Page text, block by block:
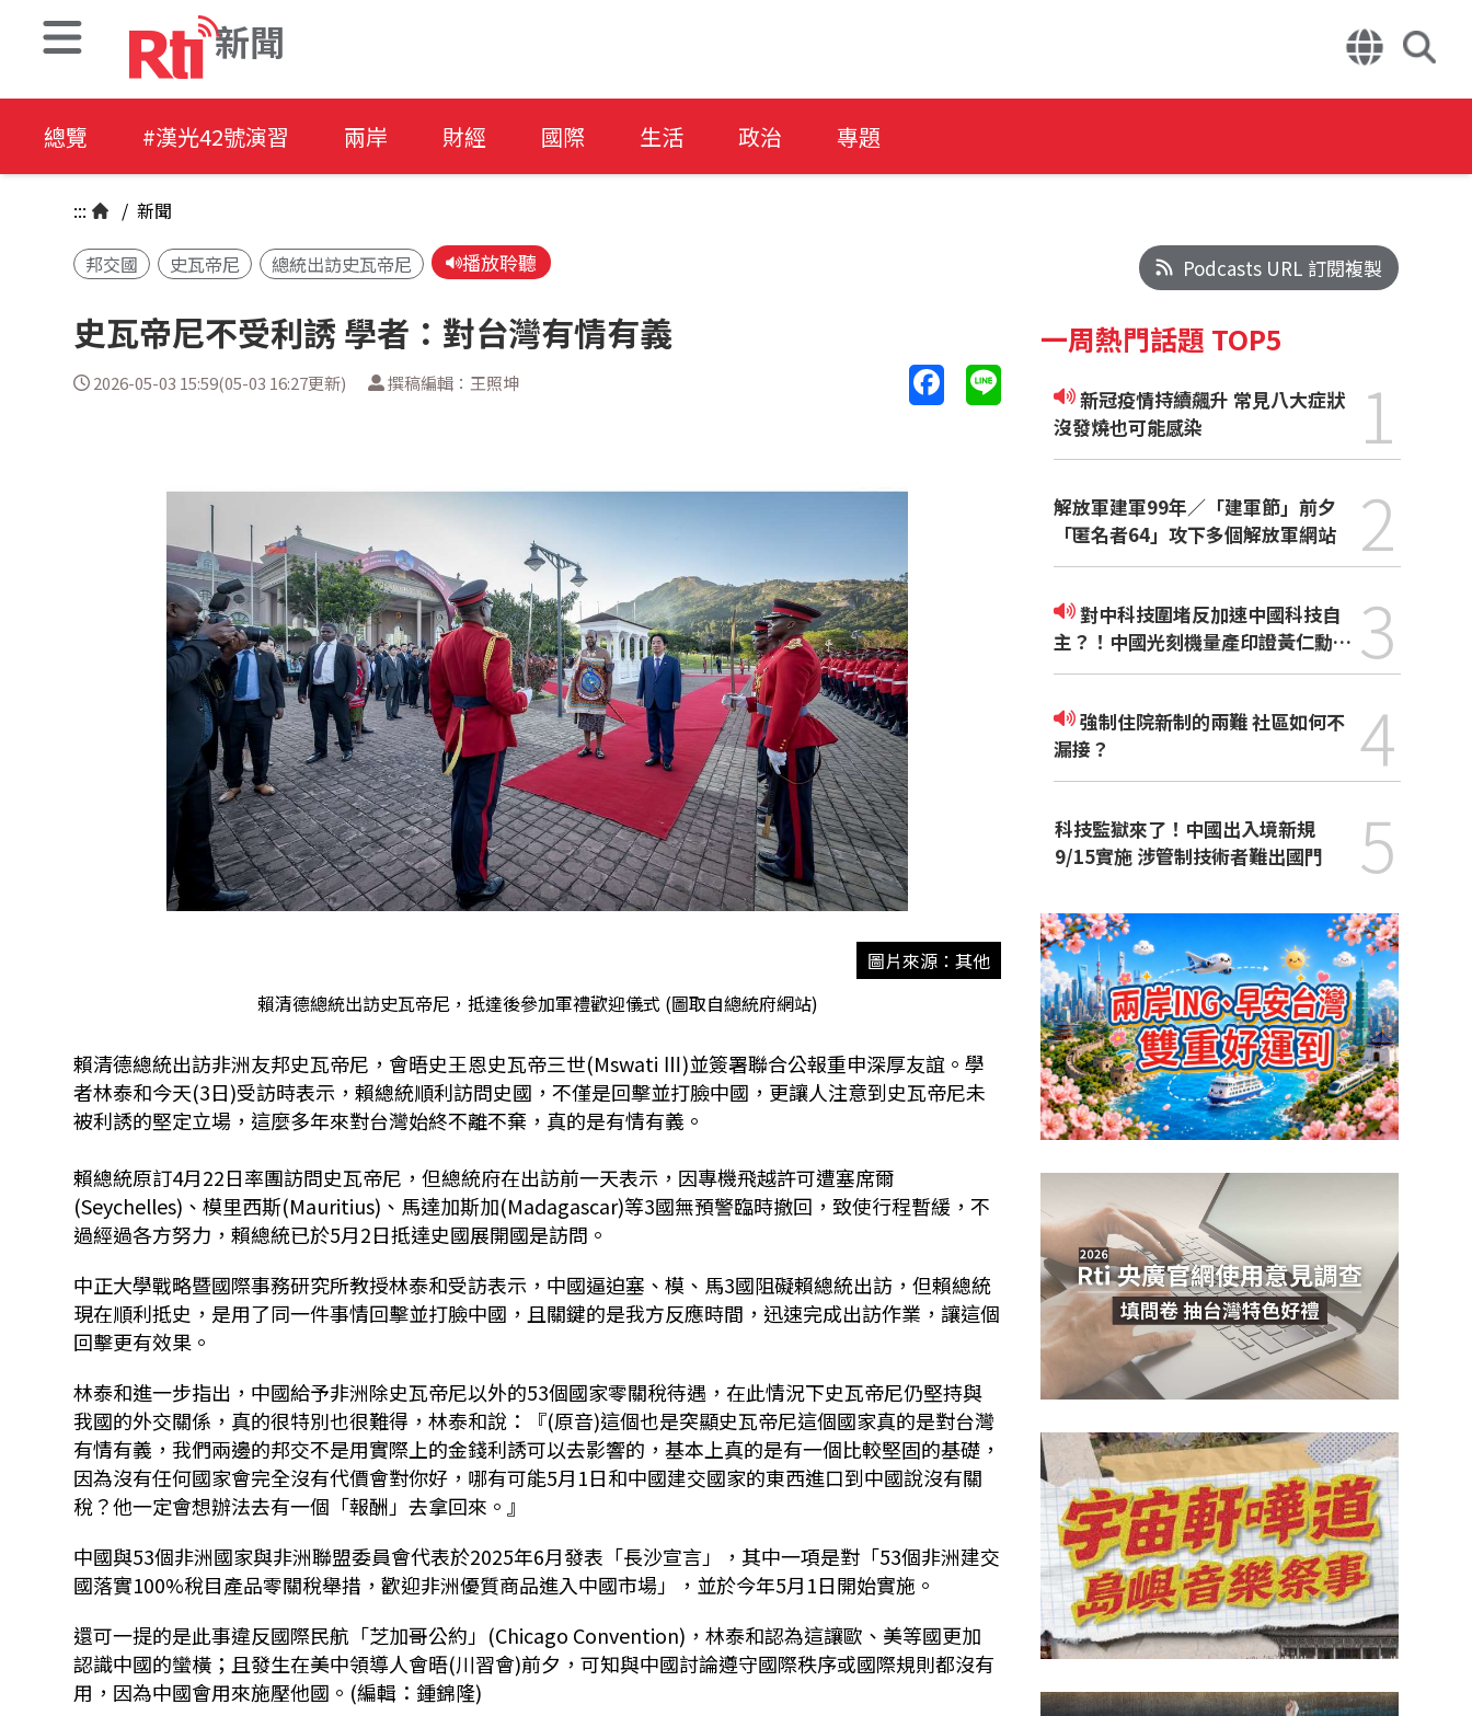
新聞
總覽 #漢光42號演習 兩岸 財經 國際 生活 政治 專題
::: / 新聞
邦交國 史瓦帝尼 總統出訪史瓦帝尼 播放聆聽
史瓦帝尼不受利誘 學者：對台灣有情有義
2026-05-03 15:59(05-03 16:27更新) 撰稿編輯：王照坤
圖片來源：其他
賴清德總統出訪史瓦帝尼，抵達後參加軍禮歡迎儀式 (圖取自總統府網站)
賴清德總統出訪非洲友邦史瓦帝尼，會晤史王恩史瓦帝三世(Mswati Ⅲ)並簽署聯合公報重申深厚友誼。學
者林泰和今天(3日)受訪時表示，賴總統順利訪問史國，不僅是回擊並打臉中國，更讓人注意到史瓦帝尼未
被利誘的堅定立場，這麼多年來對台灣始終不離不棄，真的是有情有義。
賴總統原訂4月22日率團訪問史瓦帝尼，但總統府在出訪前一天表示，因專機飛越許可遭塞席爾
(Seychelles)、模里西斯(Mauritius)、馬達加斯加(Madagascar)等3國無預警臨時撤回，致使行程暫緩，不
過經過各方努力，賴總統已於5月2日抵達史國展開國是訪問。
中正大學戰略暨國際事務研究所教授林泰和受訪表示，中國逼迫塞、模、馬3國阻礙賴總統出訪，但賴總統
現在順利抵史，是用了同一件事情回擊並打臉中國，且關鍵的是我方反應時間，迅速完成出訪作業，讓這個
回擊更有效果。
林泰和進一步指出，中國給予非洲除史瓦帝尼以外的53個國家零關稅待遇，在此情況下史瓦帝尼仍堅持與
我國的外交關係，真的很特別也很難得，林泰和說：『(原音)這個也是突顯史瓦帝尼這個國家真的是對台灣
有情有義，我們兩邊的邦交不是用實際上的金錢利誘可以去影響的，基本上真的是有一個比較堅固的基礎，
因為沒有任何國家會完全沒有代價會對你好，哪有可能5月1日和中國建交國家的東西進口到中國說沒有關
稅？他一定會想辦法去有一個「報酬」去拿回來。』
中國與53個非洲國家與非洲聯盟委員會代表於2025年6月發表「長沙宣言」，其中一項是對「53個非洲建交
國落實100%稅目產品零關稅舉措，歡迎非洲優質商品進入中國市場」，並於今年5月1日開始實施。
還可一提的是此事違反國際民航「芝加哥公約」(Chicago Convention)，林泰和認為這讓歐、美等國更加
認識中國的蠻橫；且發生在美中領導人會晤(川習會)前夕，可知與中國討論遵守國際秩序或國際規則都沒有
用，因為中國會用來施壓他國。(編輯：鍾錦隆)
Podcasts URL 訂閱複製
一周熱門話題 TOP5
新冠疫情持續飆升 常見八大症狀
沒發燒也可能感染
1
解放軍建軍99年／「建軍節」前夕
「匿名者64」攻下多個解放軍網站
2
對中科技圍堵反加速中國科技自
主？！中國光刻機量產印證黃仁勳觀
點
3
強制住院新制的兩難 社區如何不
漏接？
4
科技監獄來了！中國出入境新規
9/15實施 涉管制技術者難出國門
5